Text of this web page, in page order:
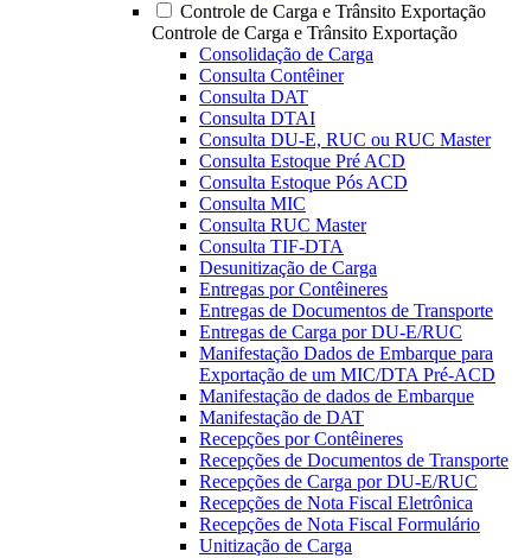
Controle de Carga e Trânsito Exportação
Controle de Carga e Trânsito Exportação
Consolidação de Carga
Consulta Contêiner
Consulta DAT
Consulta DTAI
Consulta DU-E, RUC ou RUC Master
Consulta Estoque Pré ACD
Consulta Estoque Pós ACD
Consulta MIC
Consulta RUC Master
Consulta TIF-DTA
Desunitização de Carga
Entregas por Contêineres
Entregas de Documentos de Transporte
Entregas de Carga por DU-E/RUC
Manifestação Dados de Embarque para
Exportação de um MIC/DTA Pré-ACD
Manifestação de dados de Embarque
Manifestação de DAT
Recepções por Contêineres
Recepções de Documentos de Transporte
Recepções de Carga por DU-E/RUC
Recepções de Nota Fiscal Eletrônica
Recepções de Nota Fiscal Formulário
Unitização de Carga